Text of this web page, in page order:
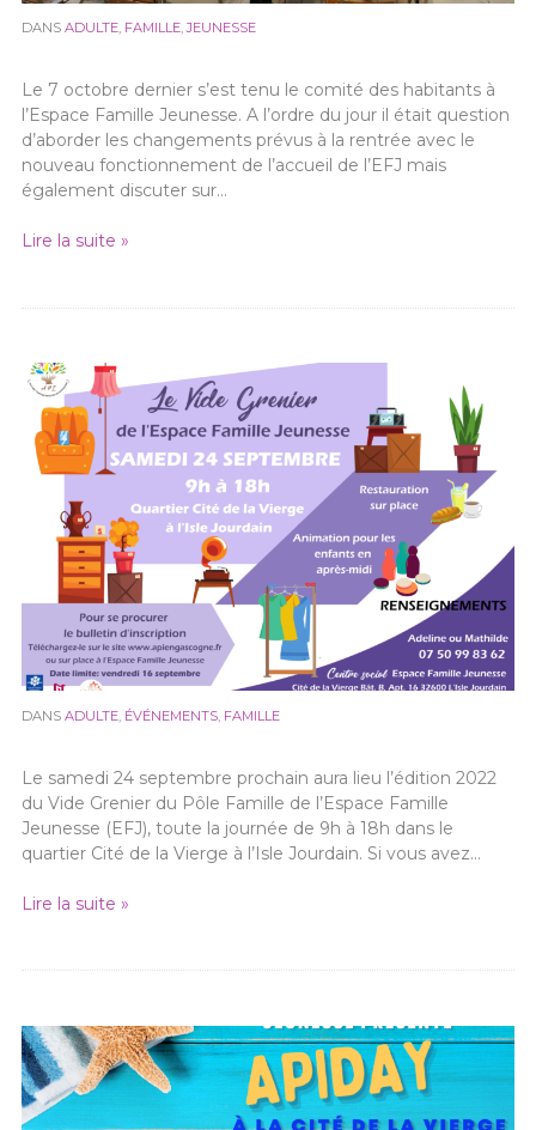
DANS ADULTE, FAMILLE,JEUNESSE
Le 7 octobre dernier s’est tenu le comité des habitants à
l’Espace Famille Jeunesse. A l’ordre du jour il était question
d’aborder les changements prévus à la rentrée avec le
nouveau fonctionnement de l’accueil de l’EFJ mais
également discuter sur…
Lire la suite »
DANS ADULTE, ÉVÉNEMENTS, FAMILLE
Le samedi 24 septembre prochain aura lieu l’édition 2022
du Vide Grenier du Pôle Famille de l’Espace Famille
Jeunesse (EFJ), toute la journée de 9h à 18h dans le
quartier Cité de la Vierge à l’Isle Jourdain. Si vous avez…
Lire la suite »